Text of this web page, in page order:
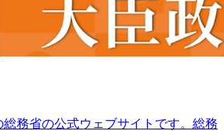
務省の公式ウェブサイトです。総務